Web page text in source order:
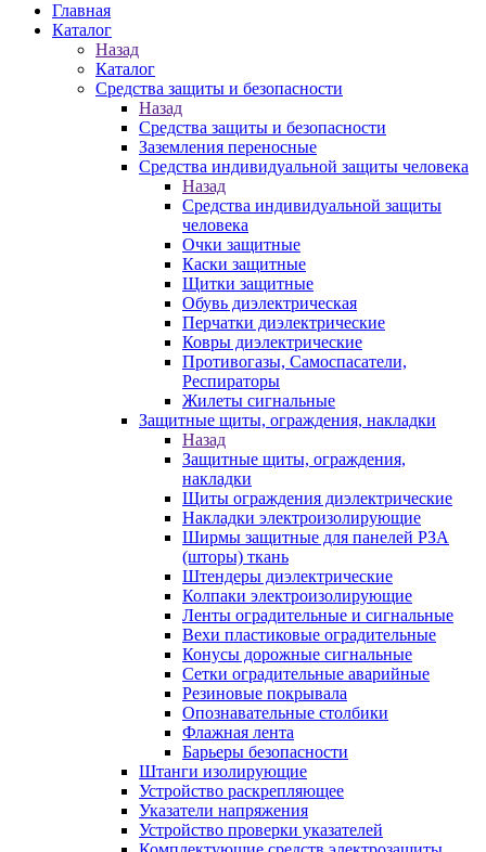
Главная
Каталог
Назад
Каталог
Средства защиты и безопасности
Назад
Средства защиты и безопасности
Заземления переносные
Средства индивидуальной защиты человека
Назад
Средства индивидуальной защиты
человека
Очки защитные
Каски защитные
Щитки защитные
Обувь диэлектрическая
Перчатки диэлектрические
Ковры диэлектрические
Противогазы, Самоспасатели,
Респираторы
Жилеты сигнальные
Защитные щиты, ограждения, накладки
Назад
Защитные щиты, ограждения,
накладки
Щиты ограждения диэлектрические
Накладки электроизолирующие
Ширмы защитные для панелей РЗА
(шторы) ткань
Штендеры диэлектрические
Колпаки электроизолирующие
Ленты оградительные и сигнальные
Вехи пластиковые оградительные
Конусы дорожные сигнальные
Сетки оградительные аварийные
Резиновые покрывала
Опознавательные столбики
Флажная лента
Барьеры безопасности
Штанги изолирующие
Устройство раскрепляющее
Указатели напряжения
Устройство проверки указателей